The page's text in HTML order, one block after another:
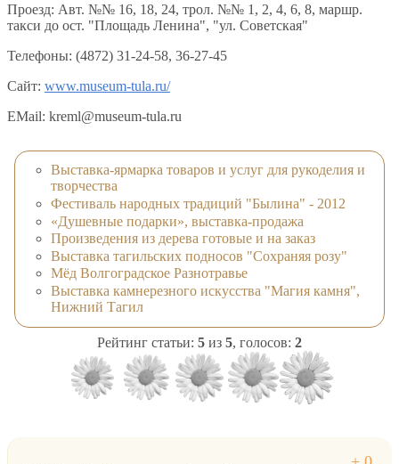
Проезд: Авт. №№ 16, 18, 24, трол. №№ 1, 2, 4, 6, 8, маршр.
такси до ост. "Площадь Ленина", "ул. Советская"
Телефоны: (4872) 31-24-58, 36-27-45
Сайт: www.museum-tula.ru/
EMail: kreml@museum-tula.ru
Выставка-ярмарка товаров и услуг для рукоделия и
творчества
Фестиваль народных традиций "Былина" - 2012
«Душевные подарки», выставка-продажа
Произведения из дерева готовые и на заказ
Выставка тагильских подносов "Сохраняя розу"
Мёд Волгоградское Разнотравье
Выставка камнерезного искусства "Магия камня",
Нижний Тагил
Рейтинг статьи: 5 из 5, голосов: 2